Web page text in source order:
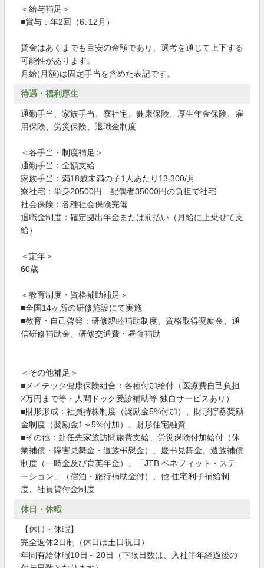
＜給与補足＞
■賞与：年2回（6､12月）
賃金はあくまでも目安の金額であり、選考を通じて上下する
可能性があります。
月給(月額)は固定手当を含めた表記です。
待遇・福利厚生
通勤手当、家族手当、寮社宅、健康保険、厚生年金保険、雇
用保険、労災保険、退職金制度
＜各手当・制度補足＞
通勤手当：全額支給
家族手当：満18歳未満の子1人あたり13,300/月
寮社宅：単身20500円 配偶者35000円の負担で社宅
社会保険：各種社会保険完備
退職金制度：確定拠出年金または前払い（月給に上乗せて支
給）
＜定年＞
60歳
＜教育制度・資格補助補足＞
■全国14ヶ所の研修施設にて実施
■教育・自己啓発：研修親睦補助制度、資格取得奨励金、通
信研修補助金、研修交通費・昼食補助
＜その他補足＞
■メイテック健康保険組合：各種付加給付（医療費自己負担
2万円まで等・人間ドック受診補助等 独自サービスあり）
■財形形成：社員持株制度（奨励金5%付加）、財形貯蓄奨励
金制度（奨励金1～5%付加）、財形住宅融資
■その他：赴任先家族訪問旅費支給、労災保険付加給付（休
業補償・障害見舞金・遺族弔慰金）、慶弔見舞金、遺族補償
制度（一時金及び育英年金）、「JTB ベネフィット・ステ
ーション」（宿泊・旅行補助金付）、他 住宅利子補給制
度、社員貸付金制度
休日・休暇
【休日・休暇】
完全週休2日制（休日は土日祝日）
年間有給休暇10日～20日（下限日数は、入社半年経過後の